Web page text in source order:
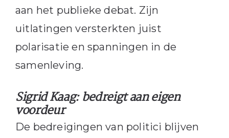
aan het publieke debat. Zijn
uitlatingen versterkten juist
polarisatie en spanningen in de
samenleving.
Sigrid Kaag: bedreigt aan eigen
voordeur
De bedreigingen van politici blijven